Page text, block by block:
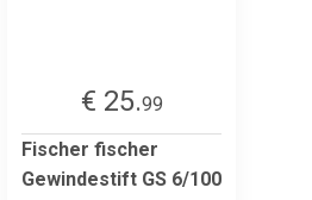
€ 25.99
Fischer fischer
Gewindestift GS 6/100